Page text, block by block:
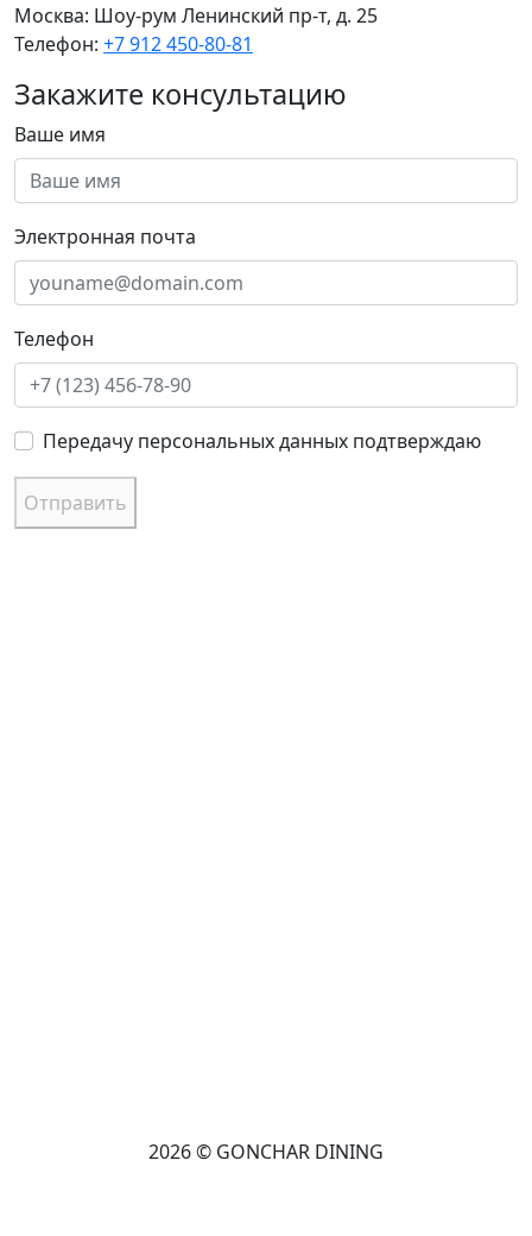
Москва: Шоу-рум Ленинский пр-т, д. 25
Телефон: +7 912 450-80-81
Закажите консультацию
Ваше имя
Электронная почта
Телефон
Передачу персональных данных подтверждаю
Отправить
2026 © GONCHAR DINING